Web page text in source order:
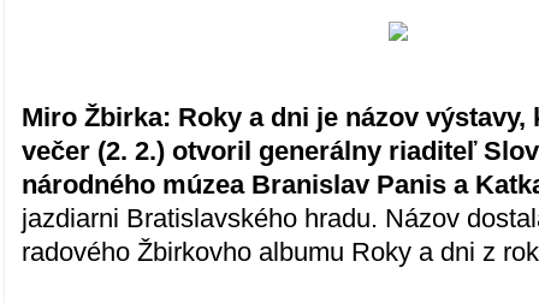
Miro Žbirka: Roky a dni je názov
večer (2. 2.) otvoril generálny riaditeľ
národného múzea Branislav Panis a
jazdiarni Bratislavského hradu. Názov
radového Žbirkovho albumu Roky a dni z